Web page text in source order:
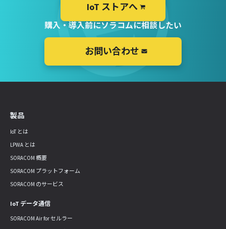
IoT ストアへ
購入・導入前にソラコムに相談したい
お問い合わせ
製品
IoT とは
LPWA とは
SORACOM 概要
SORACOM プラットフォーム
SORACOM のサービス
IoT データ通信
SORACOM Air for セルラー